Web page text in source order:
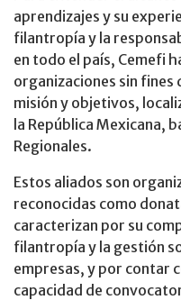
aprendizajes y su
filantropía y la
en todo el país, Cemefi
organizaciones sin fines
misión y objetivos,
la República Mexicana,
Regionales.
Estos aliados son
reconocidas como
caracterizan por su
filantropía y la gestión
empresas, y por contar
capacidad de